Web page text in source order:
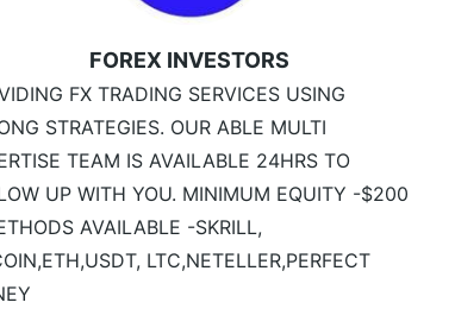
FOREX INVESTORS
FX TRADING SERVICES USING
STRATEGIES. OUR ABLE MULTI
TEAM IS AVAILABLE 24HRS TO
UP WITH YOU. MINIMUM EQUITY -$200
AVAILABLE -SKRILL,
LTC,NETELLER,PERFECT